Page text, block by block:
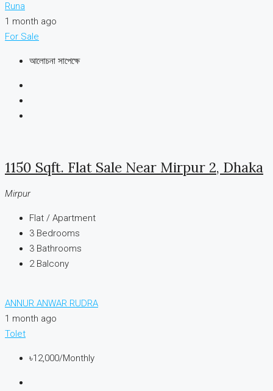
Runa
1 month ago
For Sale
আলোচনা সাপেক্ষে
1150 Sqft. Flat Sale Near Mirpur 2, Dhaka
Mirpur
Flat / Apartment
3 Bedrooms
3 Bathrooms
2 Balcony
ANNUR ANWAR RUDRA
1 month ago
Tolet
৳12,000/Monthly